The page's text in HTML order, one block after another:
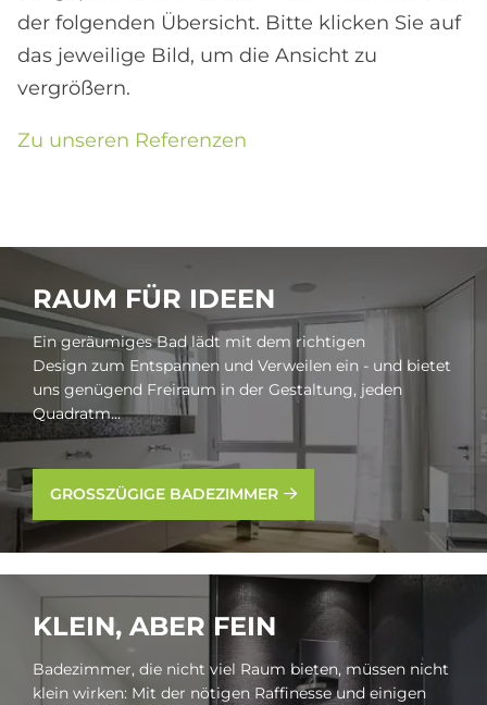
der folgenden Übersicht. Bitte klicken Sie auf
das jeweilige Bild, um die Ansicht zu
vergrößern.
Zu unseren Referenzen
RAUM FÜR IDE­EN
Ein geräumiges Bad lädt mit dem richtigen
Design zum Entspannen und Verweilen ein - und bietet
uns genügend Freiraum in der Gestaltung, jeden
Quadratm...
GROSSZÜGIGE BADEZIMMER
KLEIN, ABER FEIN
Badezimmer, die nicht viel Raum bieten, müssen nicht
klein wirken: Mit der nötigen Raffinesse und einigen